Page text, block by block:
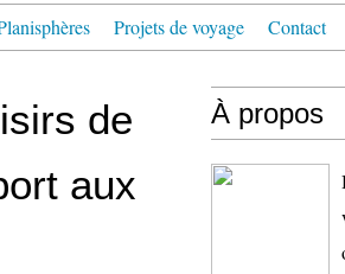
Projets de voyage Contact
de
aux
À propos